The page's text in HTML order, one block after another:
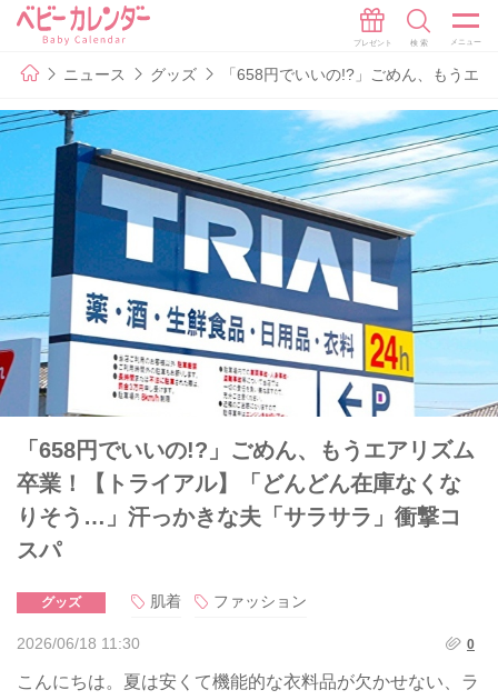
ニュース グッズ 「658円でいいの!?」ごめん、もうエ
「658円でいいの!?」ごめん、もうエアリズム
卒業！【トライアル】「どんどん在庫なくな
りそう…」汗っかきな夫「サラサラ」衝撃コ
スパ
グッズ 肌着 ファッション
2026/06/18 11:30 0
こんにちは。夏は安くて機能的な衣料品が欠かせない、ラ